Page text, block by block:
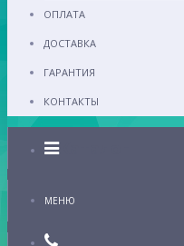
ОПЛАТА
ДОСТАВКА
ГАРАНТИЯ
КОНТАКТЫ
Каталог
МЕНЮ